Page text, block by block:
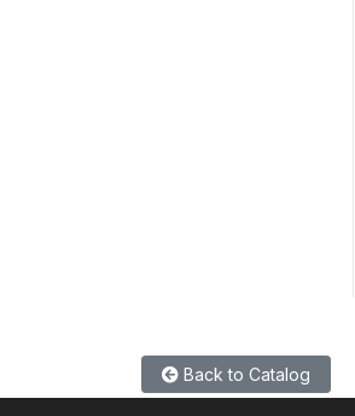
Back to Catalog